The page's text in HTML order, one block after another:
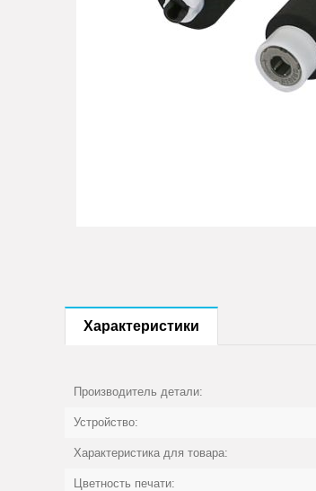
Характеристики
Производитель детали:
Устройство:
Характеристика для товара:
Цветность печати: